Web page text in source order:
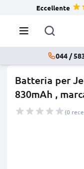
Eccellente
044 /
Batteria per
830mAh ,
(0